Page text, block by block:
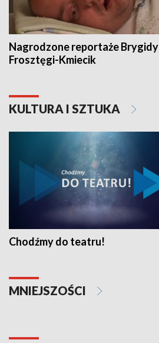
Nagrodzone reportaże Brygidy
Frosztęgi-Kmiecik
KULTURA I SZTUKA
Chodźmy do teatru!
MNIEJSZOŚCI